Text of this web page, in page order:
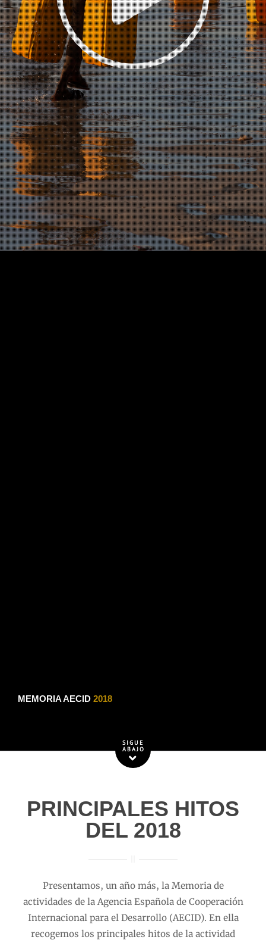
MEMORIA AECID 2018
SIGUE
ABAJO
PRINCIPALES HITOS
DEL 2018
Presentamos, un año más, la Memoria de
actividades de la Agencia Española de Cooperación
Internacional para el Desarrollo (AECID). En ella
recogemos los principales hitos de la actividad